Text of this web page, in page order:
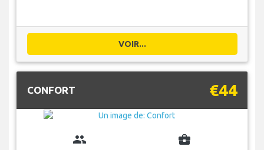
VOIR...
CONFORT €44
group business_center